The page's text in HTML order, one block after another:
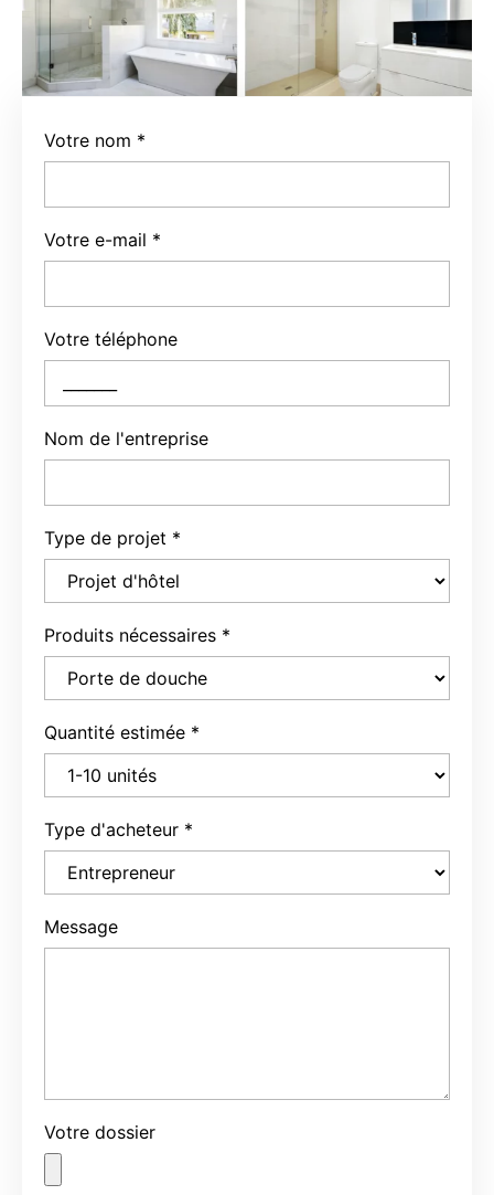
Votre nom *
Votre e-mail *
Votre téléphone
Nom de l'entreprise
Type de projet *
Produits nécessaires *
Quantité estimée *
Type d'acheteur *
Message
Votre dossier